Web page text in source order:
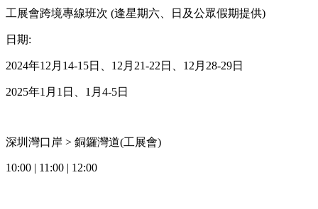
工展會跨境專線班次 (逢星期六、日及公眾假期提供)
日期:
2024年12月14-15日、12月21-22日、12月28-29日
2025年1月1日、1月4-5日
深圳灣口岸 > 銅鑼灣道(工展會)
10:00 | 11:00 | 12:00